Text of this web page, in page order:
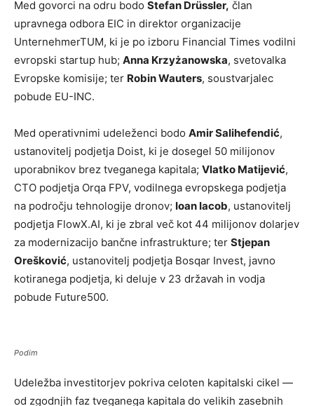
Med govorci na odru bodo Stefan Drüssler, član
upravnega odbora EIC in direktor organizacije
UnternehmerTUM, ki je po izboru Financial Times vodilni
evropski startup hub; Anna Krzyżanowska, svetovalka
Evropske komisije; ter Robin Wauters, soustvarjalec
pobude EU-INC.
Med operativnimi udeleženci bodo Amir Salihefendić,
ustanovitelj podjetja Doist, ki je dosegel 50 milijonov
uporabnikov brez tveganega kapitala; Vlatko Matijević,
CTO podjetja Orqa FPV, vodilnega evropskega podjetja
na področju tehnologije dronov; Ioan Iacob, ustanovitelj
podjetja FlowX.AI, ki je zbral več kot 44 milijonov dolarjev
za modernizacijo bančne infrastrukture; ter Stjepan
Orešković, ustanovitelj podjetja Bosqar Invest, javno
kotiranega podjetja, ki deluje v 23 državah in vodja
pobude Future500.
Podim
Udeležba investitorjev pokriva celoten kapitalski cikel —
od zgodnjih faz tveganega kapitala do velikih zasebnih